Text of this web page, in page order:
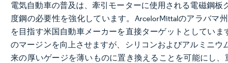
電気自動車の普及は、牽引モーターに使用される電磁鋼
度鋼の必要性を強化しています。ArcelorMittalのアラバマ
を目指す米国自動車メーカーを直接ターゲットとしてい
のマージンを向上させますが、シリコンおよびアルミニ
来の厚いゲージを薄いものに置き換えることを可能にし